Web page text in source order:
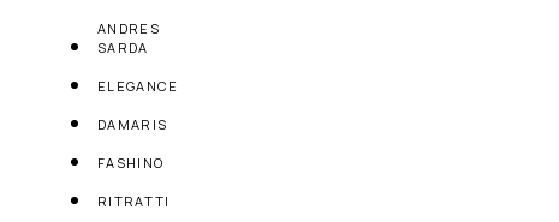
ANDRES
SARDA
ELEGANCE
DAMARIS
FASHINO
RITRATTI